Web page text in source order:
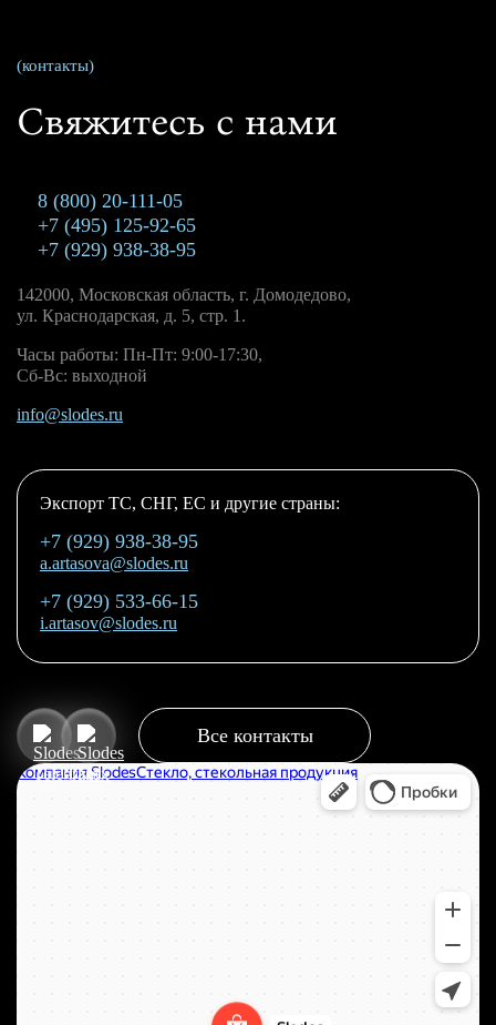
(контакты)
Свяжитесь с нами
8 (800) 20-111-05
+7 (495) 125-92-65
+7 (929) 938-38-95
142000, Московская область, г. Домодедово,
ул. Краснодарская, д. 5, стр. 1.
Часы работы: Пн-Пт: 9:00-17:30,
Сб-Вс: выходной
info@slodes.ru
Экспорт ТС, СНГ, ЕС и другие страны:
+7 (929) 938-38-95
a.artasova@slodes.ru
+7 (929) 533-66-15
i.artasov@slodes.ru
Все контакты